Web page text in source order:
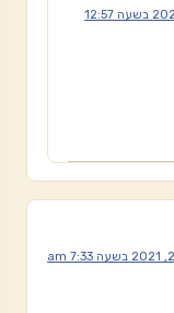
פברואר 21, 2021 בשעה 12:57